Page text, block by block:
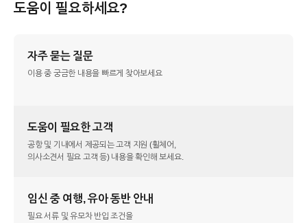
도움이 필요하세요?
자주 묻는 질문
이용 중 궁금한 내용을 빠르게 찾아보세요
도움이 필요한 고객
공항 및 기내에서 제공되는 고객 지원 (휠체어,
의사소견서 필요 고객 등) 내용을 확인해 보세요.
임신 중 여행, 유아 동반 안내
필요 서류 및 유모차 반입 조건을